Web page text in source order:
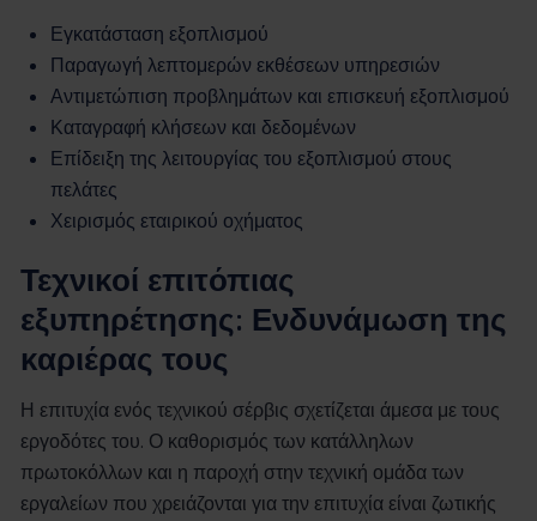
Εγκατάσταση εξοπλισμού
Παραγωγή λεπτομερών εκθέσεων υπηρεσιών
Αντιμετώπιση προβλημάτων και επισκευή εξοπλισμού
Καταγραφή κλήσεων και δεδομένων
Επίδειξη της λειτουργίας του εξοπλισμού στους
πελάτες
Χειρισμός εταιρικού οχήματος
Τεχνικοί επιτόπιας
εξυπηρέτησης: Ενδυνάμωση της
καριέρας τους
Η επιτυχία ενός τεχνικού σέρβις σχετίζεται άμεσα με τους
εργοδότες του. Ο καθορισμός των κατάλληλων
πρωτοκόλλων και η παροχή στην τεχνική ομάδα των
εργαλείων που χρειάζονται για την επιτυχία είναι ζωτικής